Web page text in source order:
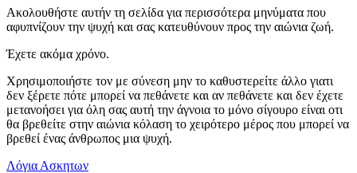
Ακολουθήστε αυτήν τη σελίδα για περισσότερα μηνύματα που
αφυπνίζουν την ψυχή και σας κατευθύνουν προς την αιώνια ζωή.
Έχετε ακόμα χρόνο.
Χρησιμοποιήστε τον με σύνεση μην το καθυστερείτε άλλο γιατι
δεν ξέρετε πότε μπορεί να πεθάνετε και αν πεθάνετε και δεν έχετε
μετανοήσει για όλη σας αυτή την άγνοια το μόνο σίγουρο είναι οτι
θα βρεθείτε στην αιώνια κόλαση το χειρότερο μέρος που μπορεί να
βρεθεί ένας άνθρωπος μια ψυχή.
Λόγια Ασκητων